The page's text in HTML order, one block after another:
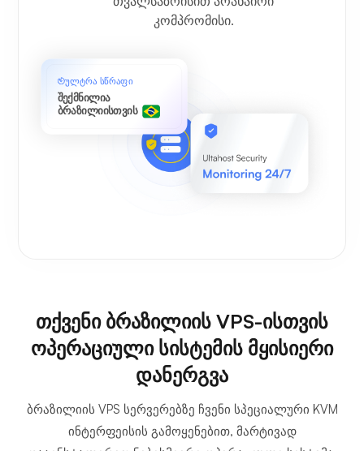
კომპრომისი.
ულტრა სწრაფი
შექმნილია
ბრაზილიისთვის
თქვენი ბრაზილიის VPS-ისთვის
ოპერაციული სისტემის მყისიერი
დანერგვა
ბრაზილიის VPS სერვერებზე ჩვენი სპეციალური KVM
ინტერფეისის გამოყენებით, მარტივად